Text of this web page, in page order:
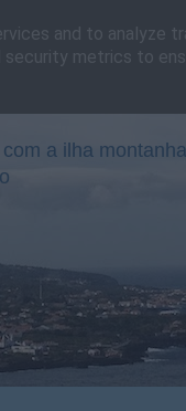
a ilha
and to analyze
metrics to